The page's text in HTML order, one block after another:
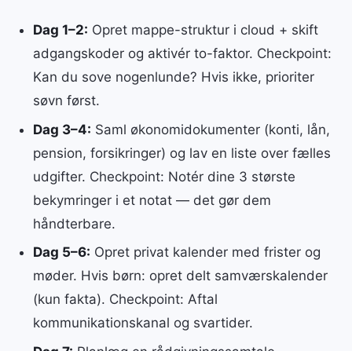
Dag 1–2: Opret mappe-struktur i cloud + skift
adgangskoder og aktivér to-faktor. Checkpoint:
Kan du sove nogenlunde? Hvis ikke, prioriter
søvn først.
Dag 3–4: Saml økonomidokumenter (konti, lån,
pension, forsikringer) og lav en liste over fælles
udgifter. Checkpoint: Notér dine 3 største
bekymringer i et notat — det gør dem
håndterbare.
Dag 5–6: Opret privat kalender med frister og
møder. Hvis børn: opret delt samværskalender
(kun fakta). Checkpoint: Aftal
kommunikationskanal og svartider.